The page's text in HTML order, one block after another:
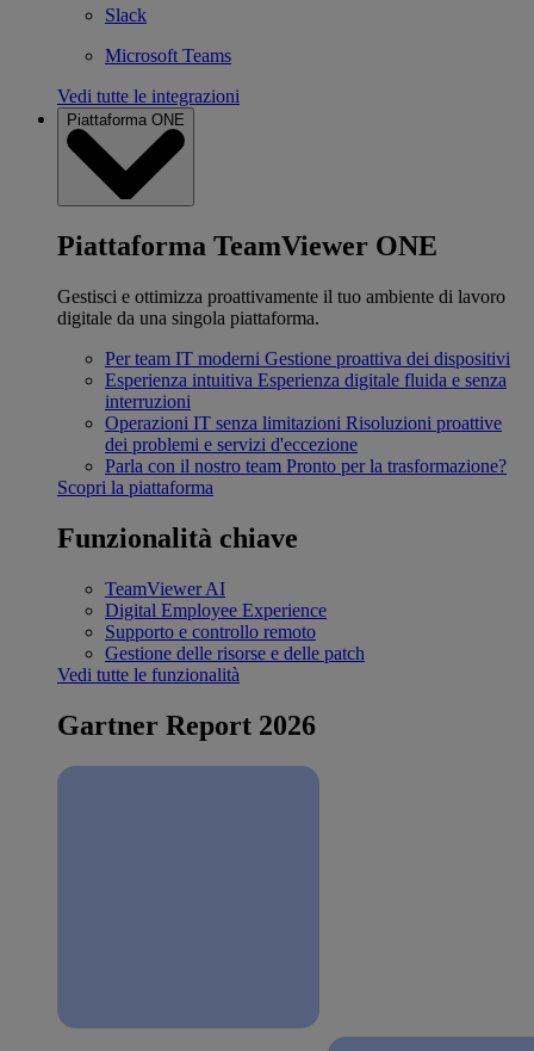
Slack
Microsoft Teams
Vedi tutte le integrazioni
Piattaforma ONE
Piattaforma TeamViewer ONE
Gestisci e ottimizza proattivamente il tuo ambiente di lavoro
digitale da una singola piattaforma.
Per team IT moderni Gestione proattiva dei dispositivi
Esperienza intuitiva Esperienza digitale fluida e senza
interruzioni
Operazioni IT senza limitazioni Risoluzioni proattive
dei problemi e servizi d'eccezione
Parla con il nostro team Pronto per la trasformazione?
Scopri la piattaforma
Funzionalità chiave
TeamViewer AI
Digital Employee Experience
Supporto e controllo remoto
Gestione delle risorse e delle patch
Vedi tutte le funzionalità
Gartner Report 2026